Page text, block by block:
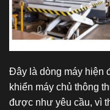
Đây là dòng máy hiện
khiển máy chủ thông
được như yêu cầu, vì